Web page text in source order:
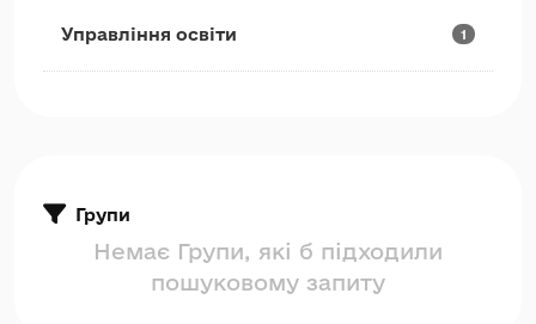
Управління освіти 1
Групи
Немає Групи, які б підходили
пошуковому запиту